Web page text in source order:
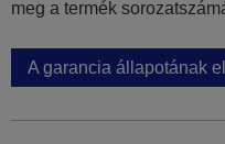
meg a termék
A garancia állapotának